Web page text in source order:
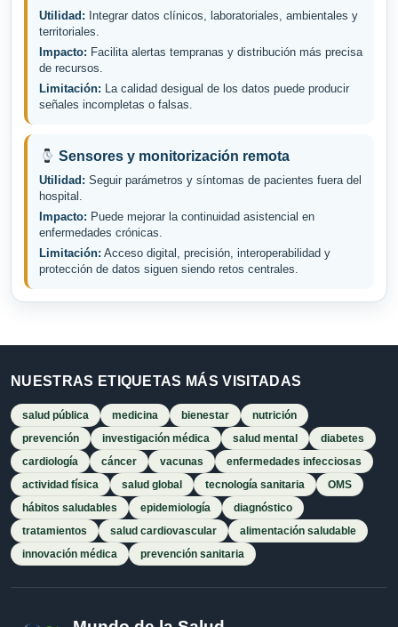
Utilidad: Integrar datos clínicos, laboratoriales, ambientales y
territoriales.
Impacto: Facilita alertas tempranas y distribución más precisa
de recursos.
Limitación: La calidad desigual de los datos puede producir
señales incompletas o falsas.
Sensores y monitorización remota
Utilidad: Seguir parámetros y síntomas de pacientes fuera del
hospital.
Impacto: Puede mejorar la continuidad asistencial en
enfermedades crónicas.
Limitación: Acceso digital, precisión, interoperabilidad y
protección de datos siguen siendo retos centrales.
NUESTRAS ETIQUETAS MÁS VISITADAS
salud pública medicina bienestar
nutrición
prevención
investigación médica salud mental
diabetes
cardiología
cáncer vacunas
enfermedades infecciosas
actividad física
salud global tecnología sanitaria
OMS
hábitos saludables
epidemiología
diagnóstico
tratamientos
salud cardiovascular
alimentación saludable
innovación médica
prevención sanitaria